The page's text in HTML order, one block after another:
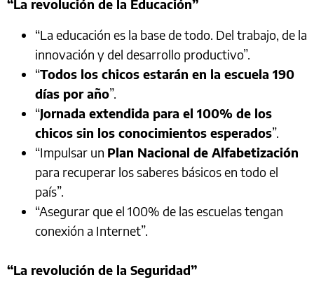
“La revolución de la Educación”
“La educación es la base de todo. Del trabajo, de la
innovación y del desarrollo productivo”.
“Todos los chicos estarán en la escuela 190
días por año”.
“Jornada extendida para el 100% de los
chicos sin los conocimientos esperados”.
“Impulsar un Plan Nacional de Alfabetización
para recuperar los saberes básicos en todo el
país”.
“Asegurar que el 100% de las escuelas tengan
conexión a Internet”.
“La revolución de la Seguridad”